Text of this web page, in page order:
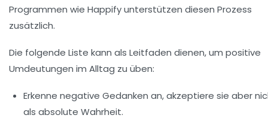
Programmen wie Happify unterstützen diesen Prozess
zusätzlich.
Die folgende Liste kann als Leitfaden dienen, um positive
Umdeutungen im Alltag zu üben:
Erkenne negative Gedanken an, akzeptiere sie aber
als absolute Wahrheit.